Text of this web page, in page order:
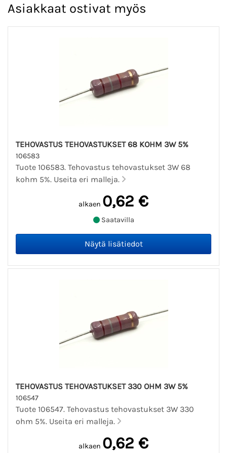
Asiakkaat ostivat myös
TEHOVASTUS TEHOVASTUKSET 68 KOHM 3W 5%
106583
Tuote 106583. Tehovastus tehovastukset 3W 68
kohm 5%. Useita eri malleja.
alkaen 0,62 €
Saatavilla
TEHOVASTUS TEHOVASTUKSET 330 OHM 3W 5%
106547
Tuote 106547. Tehovastus tehovastukset 3W 330
ohm 5%. Useita eri malleja.
alkaen 0,62 €